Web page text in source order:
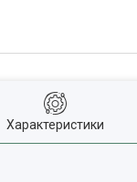
Характеристики